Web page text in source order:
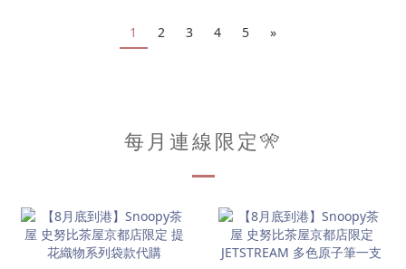
1 2 3 4 5 »
每月連線限定🎌